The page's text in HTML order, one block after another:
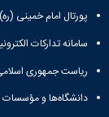
پورتال امام خمینی (ره)
سامانه تدارکات
ریاست جمهوری
دانشگاه‌ها و